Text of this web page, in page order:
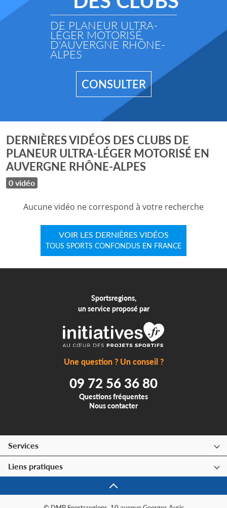
DE PLANEUR ULTRA-
LÉGER MOTORISÉ
D'AUVERGNE RHÔNE-
ALPES
CONSULTER
DERNIÈRES VIDÉOS DES CLUBS DE
PLANEUR ULTRA-LÉGER MOTORISÉ EN
AUVERGNE RHÔNE-ALPES
0 vidéo
Aucune vidéo ne correspond à votre recherche
VOIR LES DERNIÈRES VIDÉOS
TOUS SPORTS CONFONDUS EN FRANCE
Sportsregions,
un service proposé par
Une question ? Un conseil ?
09 72 56 36 80
Questions fréquentes
Nous contacter
Services
Liens pratiques